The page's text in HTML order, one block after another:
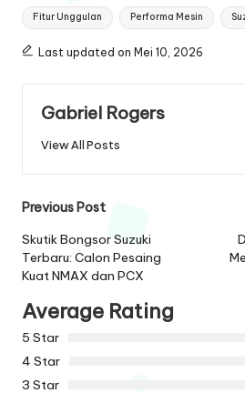
Tags:
Fitur Unggulan Performa Mesin
Last updated on Mei 10, 2026
Gabriel Rogers
View All Posts
Post
navigation
Previous Post
Skutik Bongsor Suzuki
Terbaru: Calon Pesaing
Kuat NMAX dan PCX
Average Rating
5 Star
4 Star
3 Star